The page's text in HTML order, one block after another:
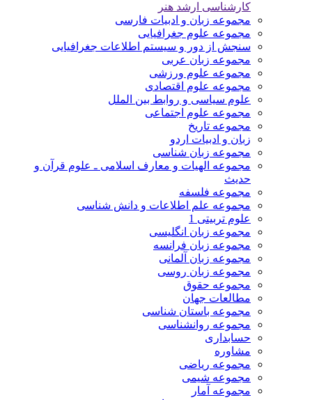
کارشناسی ارشد هنر
مجموعه زبان و ادبیات فارسی
مجموعه علوم جغرافیایی
سنجش از دور و سیستم اطلاعات جغرافیایی
مجموعه زبان عربی
مجموعه علوم ورزشی
مجموعه علوم اقتصادی
علوم سیاسی و روابط بین الملل
مجموعه علوم اجتماعی
مجموعه تاریخ
زبان و ادبیات اردو
مجموعه زبان شناسی
مجموعه الهیات و معارف اسلامی ـ علوم قرآن و
حدیث
مجموعه فلسفه
مجموعه علم اطلاعات و دانش شناسی
علوم تربیتی 1
مجموعه زبان انگلیسی
مجموعه زبان فرانسه
مجموعه زبان آلمانی
مجموعه زبان روسی
مجموعه حقوق
مطالعات جهان
مجموعه باستان شناسی
مجموعه روانشناسی
حسابداری
مشاوره
مجموعه ریاضی
مجموعه شیمی
مجموعه آمار